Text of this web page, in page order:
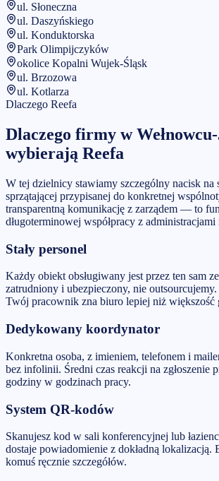
ul. Słoneczna
ul. Daszyńskiego
ul. Konduktorska
Park Olimpijczyków
okolice Kopalni Wujek-Śląsk
ul. Brzozowa
ul. Kotlarza
Dlaczego Reefa
Dlaczego firmy w
wybierają Reefa
W tej dzielnicy stawiamy szczególny nacisk na
sprzątającej przypisanej do konkretnej
transparentną komunikację z zarządem — to
długoterminowej współpracy z
Stały personel
Każdy obiekt obsługiwany jest przez ten sam
zatrudniony i ubezpieczony, nie
Twój pracownik zna biuro lepiej niż większość
Dedykowany koordynator
Konkretna osoba, z imieniem, telefonem i
bez infolinii. Średni czas reakcji na zgłoszenie
godziny w godzinach pracy.
System QR-kodów
Skanujesz kod w sali konferencyjnej lub
dostaje powiadomienie z dokładną lokalizacją.
komuś ręcznie szczegółów.